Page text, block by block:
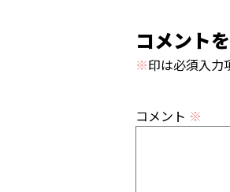
コメント
※印は必須入力
コメント ※